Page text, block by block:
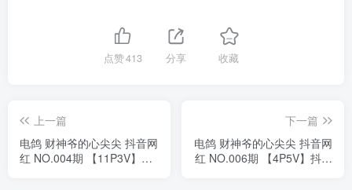
点赞413 分享 收藏
上一篇
电鸽 财神爷的心尖尖 抖音网
红 NO.004期 【11P3V】抖
下一篇
电鸽 财神爷的心尖尖 抖音网
红 NO.006期 【4P5V】抖音